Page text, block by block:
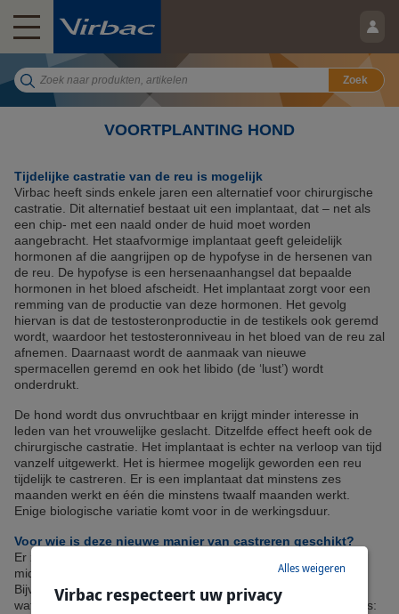
Zoek
VOORTPLANTING HOND
Tijdelijke castratie van de reu is mogelijk
Virbac heeft sinds enkele jaren een alternatief voor chirurgische
castratie. Dit alternatief bestaat uit een implantaat, dat – net als
een chip- met een naald onder de huid moet worden
aangebracht. Het staafvormige implantaat geeft geleidelijk
hormonen af die aangrijpen op de hypofyse in de hersenen van
de reu. De hypofyse is een hersenaanhangsel dat bepaalde
hormonen in het bloed afscheidt. Het implantaat zorgt voor een
remming van de productie van deze hormonen. Het gevolg
hiervan is dat de testosteronproductie in de testikels ook geremd
wordt, waardoor het testosteronniveau in het bloed van de reu zal
afnemen. Daarnaast wordt de aanmaak van nieuwe
spermacellen geremd en ook het libido (de ‘lust’) wordt
onderdrukt.
De hond wordt dus onvruchtbaar en krijgt minder interesse in
leden van het vrouwelijke geslacht. Ditzelfde effect heeft ook de
chirurgische castratie. Het implantaat is echter na verloop van tijd
vanzelf uitgewerkt. Het is hiermee mogelijk geworden een reu
tijdelijk te castreren. Er is een implantaat dat minstens zes
maanden werkt en één die minstens twaalf maanden werkt.
Enige biologische variatie komt voor in de werkingsduur.
Voor wie is deze nieuwe manier van castreren geschikt?
Er zijn verschillende situaties te bedenken waarvoor castratie
middels implantatie een geschikte toepassing kan zijn.
Bijvoorbeeld als een eigenaar -of dierenarts- eerst wil bekijken
wat het effect van een castratie op het probleem van de hond is:
Virbac respecteert uw privacy
Alles weigeren